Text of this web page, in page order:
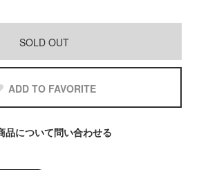
SOLD OUT
ADD TO FAVORITE
品について問い合わせる